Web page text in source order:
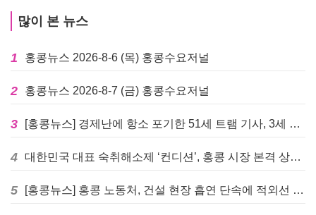
많이 본 뉴스
1 홍콩뉴스 2026-8-6 (목) 홍콩수요저널
2 홍콩뉴스 2026-8-7 (금) 홍콩수요저널
3 [홍콩뉴스] 경제난에 항소 포기한 51세 트램 기사, 3세 여아 치사 혐의로 '4주 감옥행'
4 대한민국 대표 숙취해소제 ‘컨디션’, 홍콩 시장 본격 상륙… 왓슨스 입점 기념 할인 행사 진행
5 [홍콩뉴스] 홍콩 노동처, 건설 현장 흡연 단속에 적외선 드론 투입 검토